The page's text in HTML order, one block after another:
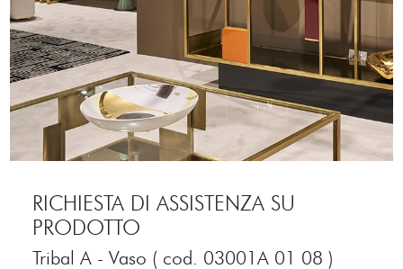
RICHIESTA DI ASSISTENZA SU
PRODOTTO
Tribal A - Vaso ( cod. 03001A 01 08 )